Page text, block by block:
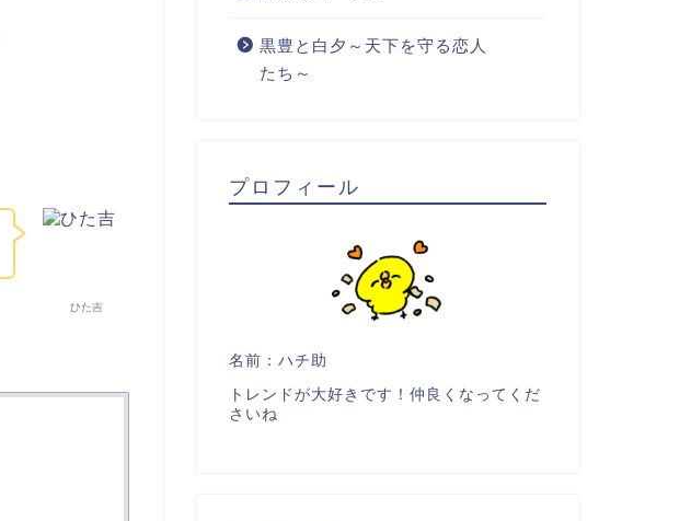
ひた吉
黒豊と白夕～天下を守る恋人
たち～
プロフィール
名前：ハチ助
トレンドが大好きです！仲良くなってくだ
さいね